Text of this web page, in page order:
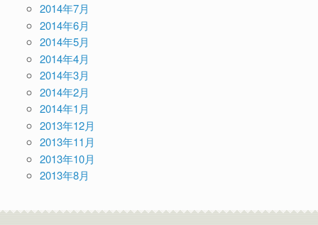
2014年7月
2014年6月
2014年5月
2014年4月
2014年3月
2014年2月
2014年1月
2013年12月
2013年11月
2013年10月
2013年8月